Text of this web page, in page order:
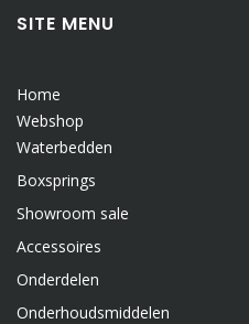
SITE MENU
Home
Webshop
Waterbedden
Boxsprings
Showroom sale
Accessoires
Onderdelen
Onderhoudsmiddelen